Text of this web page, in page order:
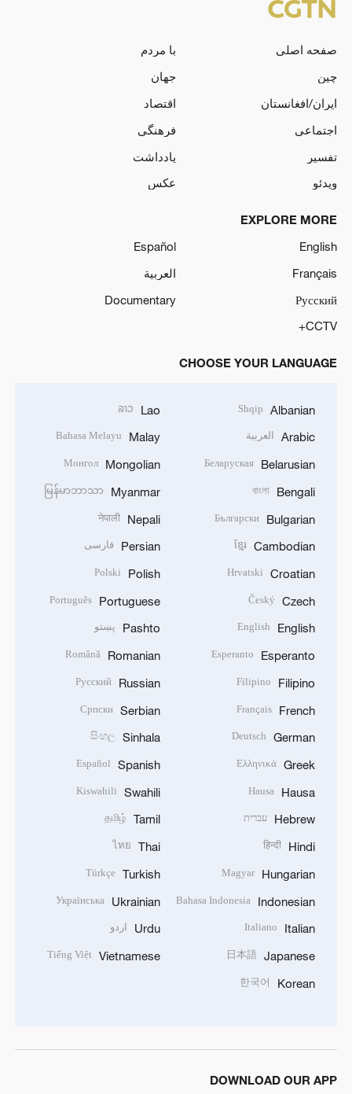
صفحه اصلی
با مردم
چین
جهان
ایران/افغانستان
اقتصاد
اجتماعی
فرهنگی
تفسیر
یادداشت
ویدئو
عکس
EXPLORE MORE
English
Español
Français
العربية
Русский
Documentary
CCTV+
CHOOSE YOUR LANGUAGE
Albanian
Shqip
Arabic العربية
Belarusian
Беларуская
Bengali
বাংলা
Bulgarian
Български
Cambodian
ខ្មែរ
Croatian
Hrvatski
Czech
Český
English
English
Esperanto
Esperanto
Filipino
Filipino
French
Français
German
Deutsch
Greek
Ελληνικά
Hausa
Hausa
Hebrew עברית
Hindi
हिन्दी
Hungarian
Magyar
Indonesian
Bahasa Indonesia
Italian
Italiano
Japanese
日本語
Korean
한국어
Lao
ລາວ
Malay
Bahasa Melayu
Mongolian
Монгол
Myanmar
မြန်မာဘာသာ
Nepali
नेपाली
Persian فارسی
Polish
Polski
Portuguese
Português
Pashto پښتو
Romanian
Română
Russian
Русский
Serbian
Српски
Sinhala
සිංහල
Spanish
Español
Swahili
Kiswahili
Tamil
தமிழ்
Thai
ไทย
Turkish
Türkçe
Ukrainian
Українська
Urdu اردو
Vietnamese
Tiếng Việt
DOWNLOAD OUR APP